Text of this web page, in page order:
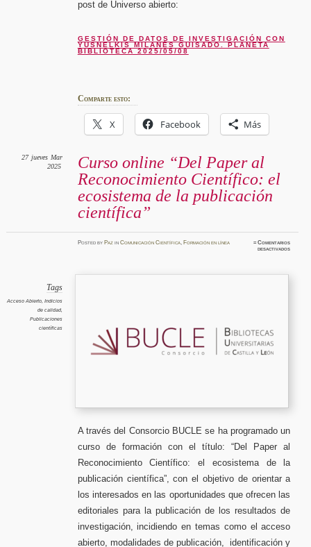
post de Universo abierto:
GESTIÓN DE DATOS DE INVESTIGACIÓN CON
YUSNELKIS MILANÉS GUISADO. PLANETA
BIBLIOTECA 2025/05/08
Comparte esto:
X Facebook Más
Curso online “Del Paper al
Reconocimiento Científico: el
ecosistema de la publicación
científica”
27 jueves Mar
2025
Postedby Paz inComunicación Científica, Formación en línea ≈Comentarios
desactivadosen
Tags
Acceso Abierto, Indicios
de calidad,
Publicaciones
científicas
A través del Consorcio BUCLE se ha programado un
curso de formación con el título: “Del Paper al
Reconocimiento Científico: el ecosistema de la
publicación científica”, con el objetivo de orientar a
los interesados en las oportunidades que ofrecen las
editoriales para la publicación de los resultados de
investigación, incidiendo en temas como el acceso
abierto, modalidades de publicación, identificación y